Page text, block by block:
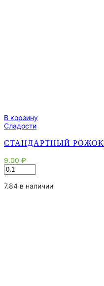
В корзину
Сладости
СТАНДАРТНЫЙ РОЖОК
9.00 ₽
Количество
товара
Стандартный
7.84 в наличии